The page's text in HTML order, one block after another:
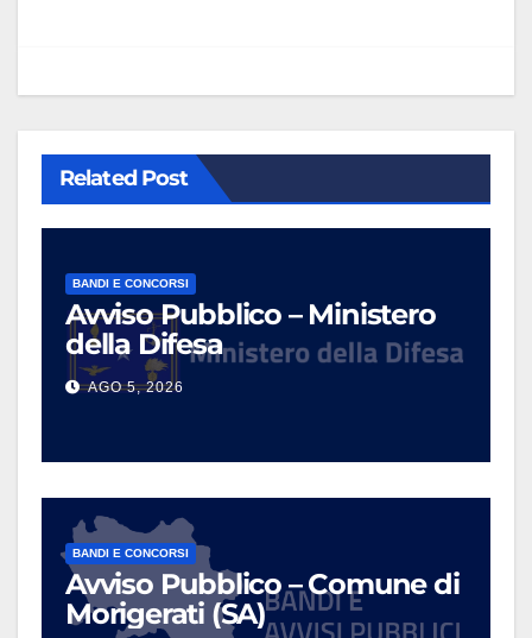
Related Post
BANDI E CONCORSI
Avviso Pubblico – Ministero
della Difesa
AGO 5, 2026
BANDI E CONCORSI
Avviso Pubblico – Comune di
Morigerati (SA)